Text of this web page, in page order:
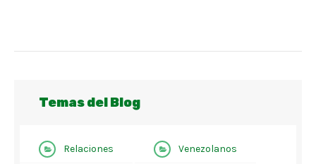
Temas del Blog
Relaciones Venezolanos